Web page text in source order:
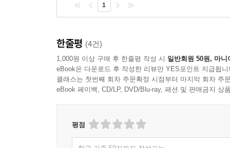
1
한줄평 (4건)
1,000원 이상 구매 후 한줄평 작성 시 일반회원 50원, 마니
eBook은 다운로드 후 작성한 리뷰만 YES포인트 지급됩니
클래스는 첫번째 회차 주문확정 시점부터 마지막 회차 주
eBook 페이백, CD/LP, DVD/Blu-ray, 패션 및 판매금지 상
평점